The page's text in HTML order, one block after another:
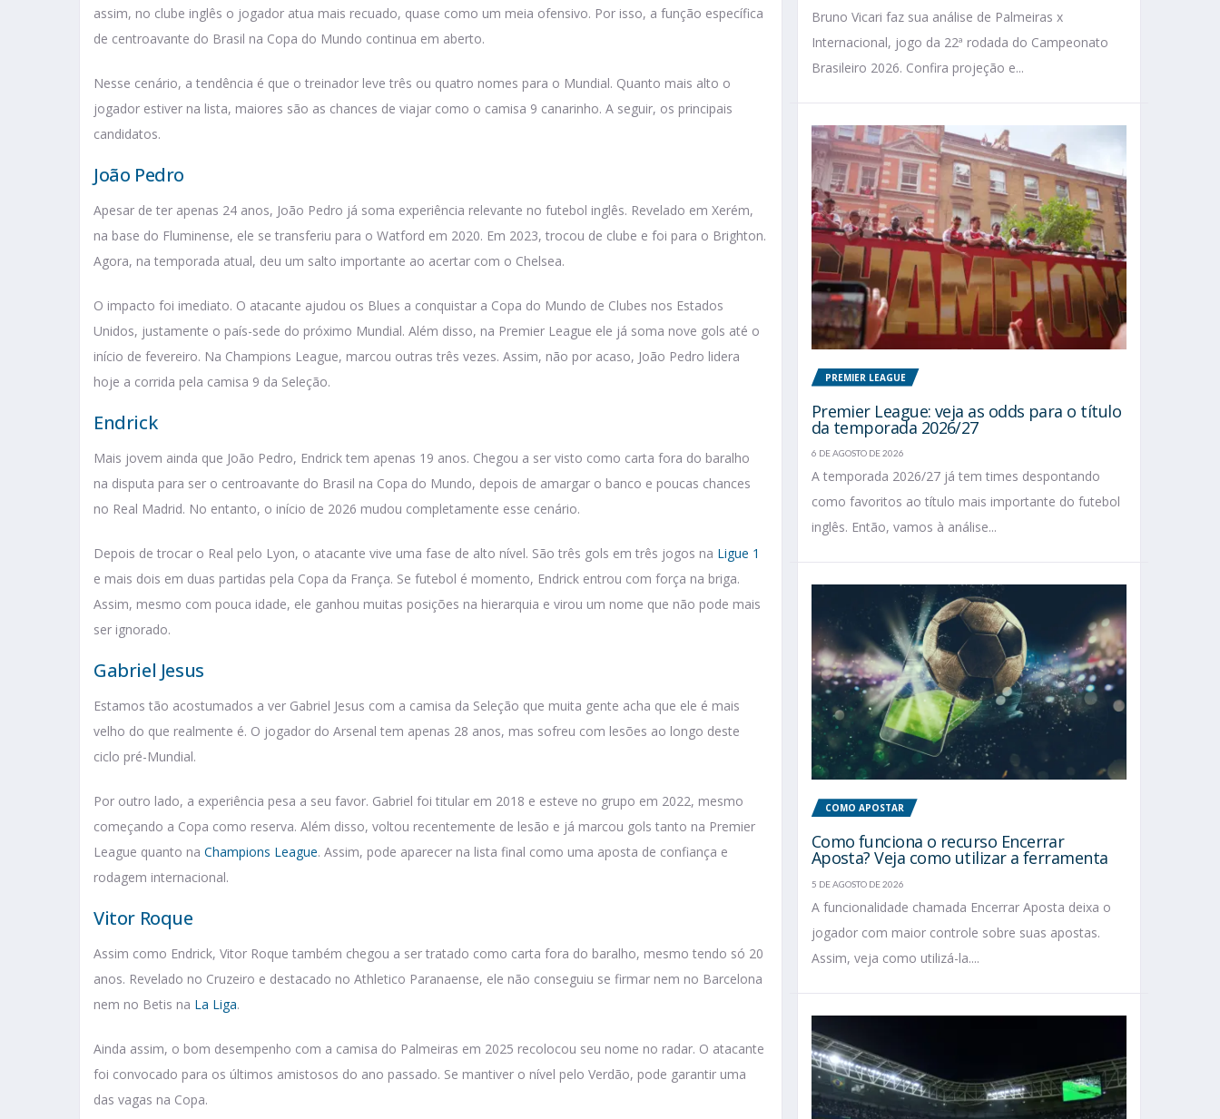
assim, no clube inglês o jogador atua mais recuado, quase como um meia ofensivo. Por isso, a função específica
de centroavante do Brasil na Copa do Mundo continua em aberto.
Nesse cenário, a tendência é que o treinador leve três ou quatro nomes para o Mundial. Quanto mais alto o
jogador estiver na lista, maiores são as chances de viajar como o camisa 9 canarinho. A seguir, os principais
candidatos.
João Pedro
Apesar de ter apenas 24 anos, João Pedro já soma experiência relevante no futebol inglês. Revelado em Xerém,
na base do Fluminense, ele se transferiu para o Watford em 2020. Em 2023, trocou de clube e foi para o Brighton.
Agora, na temporada atual, deu um salto importante ao acertar com o Chelsea.
O impacto foi imediato. O atacante ajudou os Blues a conquistar a Copa do Mundo de Clubes nos Estados
Unidos, justamente o país-sede do próximo Mundial. Além disso, na Premier League ele já soma nove gols até o
início de fevereiro. Na Champions League, marcou outras três vezes. Assim, não por acaso, João Pedro lidera
hoje a corrida pela camisa 9 da Seleção.
Endrick
Mais jovem ainda que João Pedro, Endrick tem apenas 19 anos. Chegou a ser visto como carta fora do baralho
na disputa para ser o centroavante do Brasil na Copa do Mundo, depois de amargar o banco e poucas chances
no Real Madrid. No entanto, o início de 2026 mudou completamente esse cenário.
Depois de trocar o Real pelo Lyon, o atacante vive uma fase de alto nível. São três gols em três jogos na Ligue 1
e mais dois em duas partidas pela Copa da França. Se futebol é momento, Endrick entrou com força na briga.
Assim, mesmo com pouca idade, ele ganhou muitas posições na hierarquia e virou um nome que não pode mais
ser ignorado.
Gabriel Jesus
Estamos tão acostumados a ver Gabriel Jesus com a camisa da Seleção que muita gente acha que ele é mais
velho do que realmente é. O jogador do Arsenal tem apenas 28 anos, mas sofreu com lesões ao longo deste
ciclo pré-Mundial.
Por outro lado, a experiência pesa a seu favor. Gabriel foi titular em 2018 e esteve no grupo em 2022, mesmo
começando a Copa como reserva. Além disso, voltou recentemente de lesão e já marcou gols tanto na Premier
League quanto na Champions League. Assim, pode aparecer na lista final como uma aposta de confiança e
rodagem internacional.
Vitor Roque
Assim como Endrick, Vitor Roque também chegou a ser tratado como carta fora do baralho, mesmo tendo só 20
anos. Revelado no Cruzeiro e destacado no Athletico Paranaense, ele não conseguiu se firmar nem no Barcelona
nem no Betis na La Liga.
Ainda assim, o bom desempenho com a camisa do Palmeiras em 2025 recolocou seu nome no radar. O atacante
foi convocado para os últimos amistosos do ano passado. Se mantiver o nível pelo Verdão, pode garantir uma
das vagas na Copa.
Bruno Vicari faz sua análise de Palmeiras x
Internacional, jogo da 22ª rodada do Campeonato
Brasileiro 2026. Confira projeção e...
PREMIER LEAGUE
Premier League: veja as odds para o título
da temporada 2026/27
6 DE AGOSTO DE 2026
A temporada 2026/27 já tem times despontando
como favoritos ao título mais importante do futebol
inglês. Então, vamos à análise...
COMO APOSTAR
Como funciona o recurso Encerrar
Aposta? Veja como utilizar a ferramenta
5 DE AGOSTO DE 2026
A funcionalidade chamada Encerrar Aposta deixa o
jogador com maior controle sobre suas apostas.
Assim, veja como utilizá-la....